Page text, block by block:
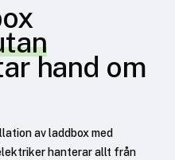
hand om
av laddbox med
hanterar allt från